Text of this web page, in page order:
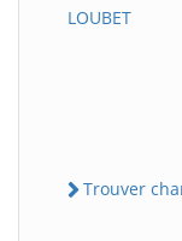
LOUBET
Trouver